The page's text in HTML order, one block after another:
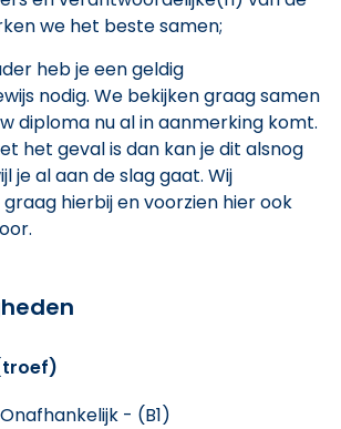
we het beste samen;
heb je een geldig
nodig. We bekijken graag samen
diploma nu al in aanmerking komt.
het geval is dan kan je dit alsnog
je al aan de slag gaat. Wij
hierbij en voorzien hier ook
- (B1)